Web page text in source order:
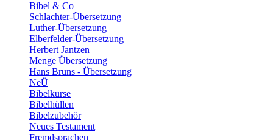
Bibel & Co
Schlachter-Übersetzung
Luther-Übersetzung
Elberfelder-Übersetzung
Herbert Jantzen
Menge Übersetzung
Hans Bruns - Übersetzung
NeÜ
Bibelkurse
Bibelhüllen
Bibelzubehör
Neues Testament
Fremdsprachen